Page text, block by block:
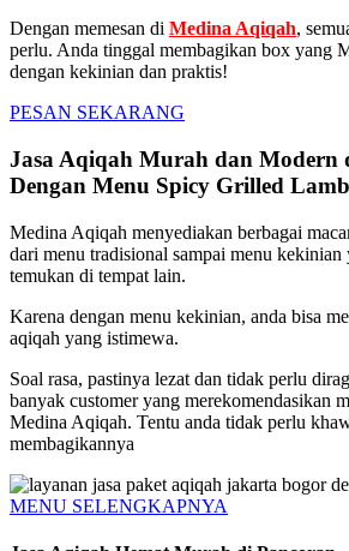
Dengan memesan di Medina Aqiqah,
perlu. Anda tinggal membagikan box yang
dengan kekinian dan praktis!
PESAN SEKARANG
Jasa Aqiqah Murah dan Modern
Dengan Menu Spicy Grilled Lamb
Medina Aqiqah menyediakan berbagai
dari menu tradisional sampai menu kekinian
temukan di tempat lain.
Karena dengan menu kekinian, anda bisa
aqiqah yang istimewa.
Soal rasa, pastinya lezat dan tidak perlu
banyak customer yang merekomendasikan
Medina Aqiqah. Tentu anda tidak perlu
membagikannya
MENU SELENGKAPNYA